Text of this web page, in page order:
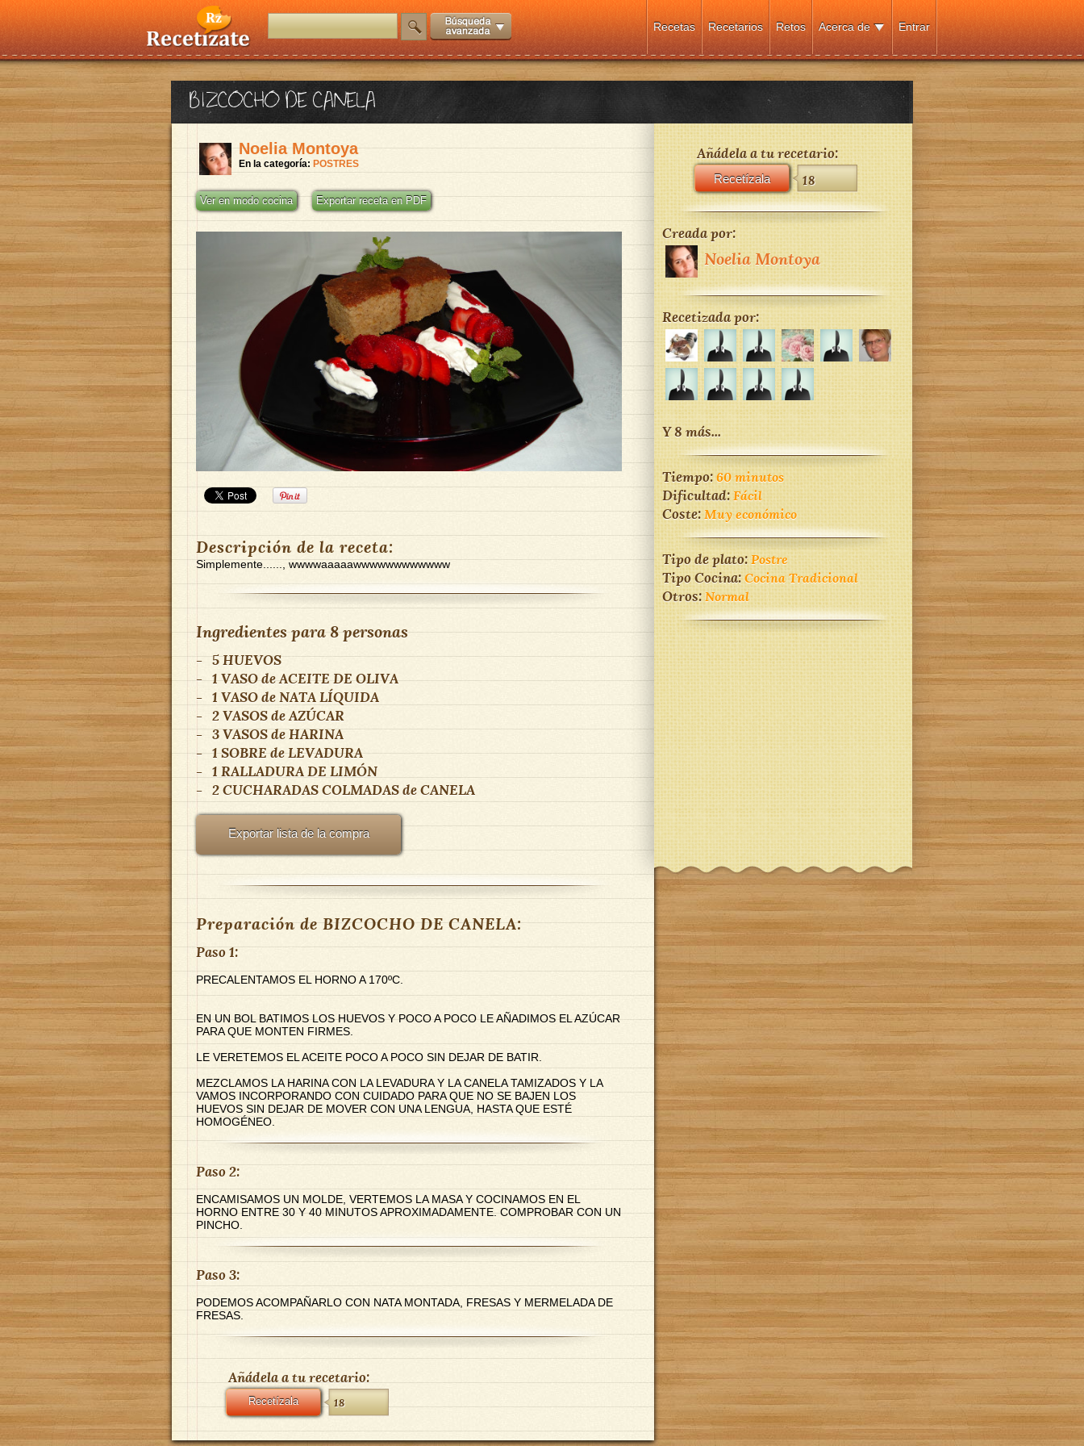
Entrar
Acerca de
Retos
Recetarios
Recetas
BIZCOCHO DE CANELA
Noelia Montoya
En la categoría: POSTRES
Ver en modo cocina Exportar receta en PDF
Descripción de la receta:
Simplemente......, wwwwaaaaawwwwwwwwwwww
Ingredientes para8 personas
- 5 HUEVOS
- 1 VASOdeACEITE DE OLIVA
- 1 VASOde NATA LÍQUIDA
- 2 VASOSdeAZÚCAR
- 3 VASOSdeHARINA
- 1 SOBREde LEVADURA
- 1 RALLADURA DE LIMÓN
- 2 CUCHARADAS COLMADASdeCANELA
Exportar lista de la compra
Preparación de BIZCOCHO DE CANELA:
Paso 1:
PRECALENTAMOS EL HORNO A 170ºC.
EN UN BOL BATIMOS LOS HUEVOS Y POCO A POCO LE AÑADIMOS EL AZÚCAR
PARA QUE MONTEN FIRMES.
LE VERETEMOS EL ACEITE POCO A POCO SIN DEJAR DE BATIR.
MEZCLAMOS LA HARINA CON LA LEVADURA Y LA CANELA TAMIZADOS Y LA
VAMOS INCORPORANDO CON CUIDADO PARA QUE NO SE BAJEN LOS
HUEVOS SIN DEJAR DE MOVER CON UNA LENGUA, HASTA QUE ESTÉ
HOMOGÉNEO.
Paso 2:
ENCAMISAMOS UN MOLDE, VERTEMOS LA MASA Y COCINAMOS EN EL
HORNO ENTRE 30 Y 40 MINUTOS APROXIMADAMENTE. COMPROBAR CON UN
PINCHO.
Paso 3:
PODEMOS ACOMPAÑARLO CON NATA MONTADA, FRESAS Y MERMELADA DE
FRESAS.
Añádela a tu recetario:
Recetízala 18
Añádela a tu recetario:
Recetízala 18
Creada por:
Noelia Montoya
Recetizada por:
Y 8 más...
Tiempo:60 minutos
Dificultad:Fácil
Coste:Muy económico
Tipo de plato:Postre
Tipo Cocina:Cocina Tradicional
Otros:Normal